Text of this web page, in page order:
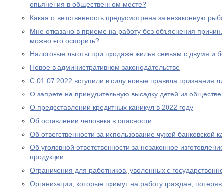
опьянения в общественном месте?
Какая ответственность предусмотрена за незаконную
Мне отказано в приеме на работу без объяснения
можно его оспорить?
Налоговые льготы при продаже жилья семьям с двумя и
Новое в административном законодательстве
С 01.07.2022 вступили в силу новые правила признания
О запрете на принудительную высадку детей из
О предоставлении кредитных каникул в 2022 году
Об оставлении человека в опасности
Об ответственности за использование чужой банковской
Об уголовной ответственности за незаконное
продукции
Ограничения для работников, уволенных с
Организации, которые примут на работу граждан,